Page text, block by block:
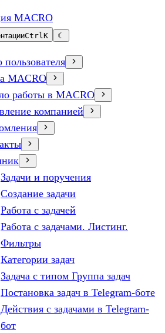
MACRO
CtrlK ☾
MACRO
работы в MACRO
компанией
Задачи и поручения
Создание задачи
Работа с задачей
Работа с задачами. Листинг.
Фильтры
Категории задач
Задача с типом Группа задач
Постановка задач в Telegram-боте
Действия с задачами в Telegram-
бот